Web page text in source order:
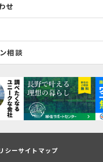
せ
相談
シーサイトマップ